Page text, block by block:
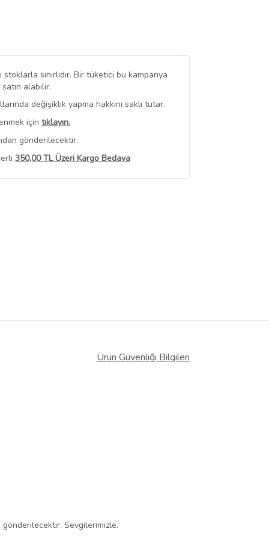
stoklarla sınırlıdır. Bir tüketici bu kampanya
alabilir.
değişiklik yapma hakkını saklı tutar.
için tıklayın.
gönderilecektir.
350,00 TL Üzeri Kargo Bedava
Ürün Güvenliği Bilgileri
Sevgilerimizle.